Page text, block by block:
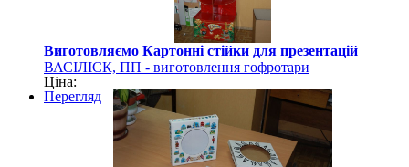
Виготовляємо Картонні стійки для презентацій
ВАСІЛІСК, ПП - виготовлення гофротари
Ціна:
Перегляд